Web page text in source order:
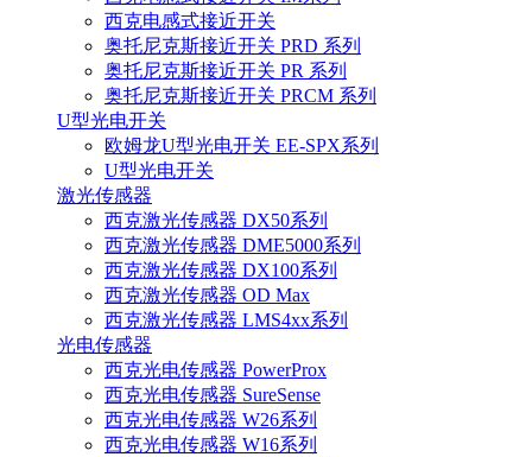
西克电感式接近开关
奥托尼克斯接近开关 PRD 系列
奥托尼克斯接近开关 PR 系列
奥托尼克斯接近开关 PRCM 系列
U型光电开关
欧姆龙U型光电开关 EE-SPX系列
U型光电开关
激光传感器
西克激光传感器 DX50系列
西克激光传感器 DME5000系列
西克激光传感器 DX100系列
西克激光传感器 OD Max
西克激光传感器 LMS4xx系列
光电传感器
西克光电传感器 PowerProx
西克光电传感器 SureSense
西克光电传感器 W26系列
西克光电传感器 W16系列